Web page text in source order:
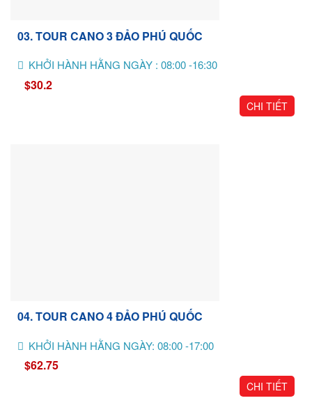
03. TOUR CANO 3 ĐẢO PHÚ QUỐC
KHỞI HÀNH HẰNG NGÀY : 08:00 -16:30
$30.2
CHI TIẾT
04. TOUR CANO 4 ĐẢO PHÚ QUỐC
KHỞI HÀNH HẰNG NGÀY: 08:00 -17:00
$62.75
CHI TIẾT